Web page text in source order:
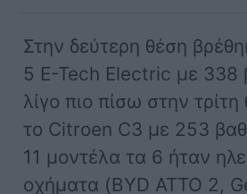
Στην δεύτερη θέση
5 E-Tech Electric με 338
λίγο πιο πίσω στην
το Citroen C3 με 253
11 μοντέλα τα 6 ήταν
οχήματα (BYD ATTO 2,